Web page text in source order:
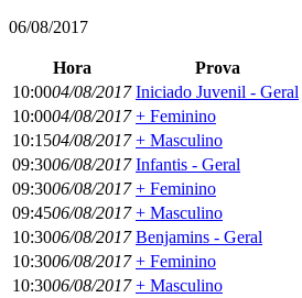
06/08/2017
Hora Prova
10:0004/08/2017 Iniciado Juvenil - Geral
10:0004/08/2017 + Feminino
10:1504/08/2017 + Masculino
09:3006/08/2017 Infantis - Geral
09:3006/08/2017 + Feminino
09:4506/08/2017 + Masculino
10:3006/08/2017 Benjamins - Geral
10:3006/08/2017 + Feminino
10:3006/08/2017 + Masculino